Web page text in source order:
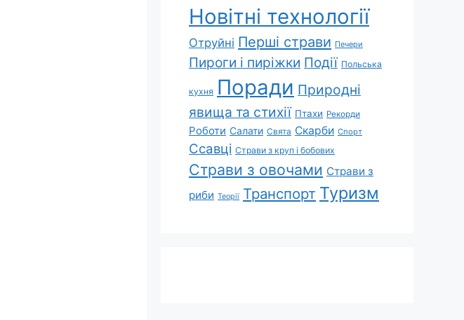
Новітні технології
Отруйні Перші страви Печери
Пироги і пиріжки Події Польська
кухня Поради Природні
явища та стихії Птахи Рекорди
Роботи Салати Свята Скарби Спорт
Ссавці Страви з круп і бобових
Страви з овочами Страви з
риби Теорії Транспорт Туризм